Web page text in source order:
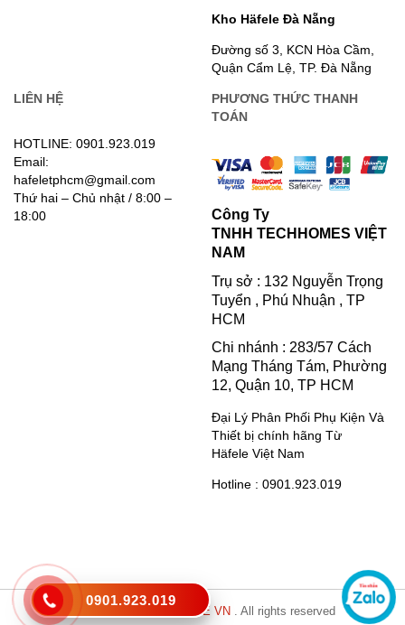
Kho Häfele Đà Nẵng
Đường số 3, KCN Hòa Cầm,
Quận Cẩm Lệ, TP. Đà Nẵng
LIÊN HỆ
HOTLINE: 0901.923.019
Email:
hafeletphcm@gmail.com
Thứ hai – Chủ nhật / 8:00 –
18:00
PHƯƠNG THỨC THANH
TOÁN
Công Ty
TNHH TECHHOMES VIỆT
NAM
Trụ sở : 132 Nguyễn Trọng
Tuyển , Phú Nhuận , TP
HCM
Chi nhánh : 283/57 Cách
Mạng Tháng Tám, Phường
12, Quận 10, TP HCM
Đại Lý Phân Phối Phụ Kiện Và
Thiết bị chính hãng Từ
Häfele Việt Nam
Hotline : 0901.923.019
Copyright © 2021 HAFELE VN . All rights reserved
0901.923.019